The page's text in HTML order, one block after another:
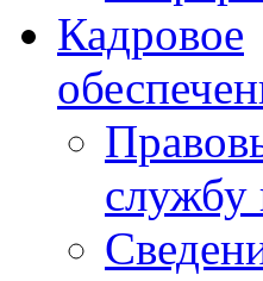
Кадровое
службу